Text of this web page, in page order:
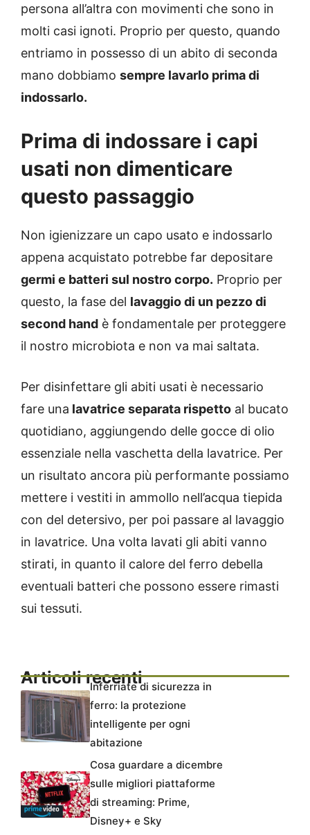
persona all’altra con movimenti che sono in
molti casi ignoti. Proprio per questo, quando
entriamo in possesso di un abito di seconda
mano dobbiamo sempre lavarlo prima di
indossarlo.
Prima di indossare i capi
usati non dimenticare
questo passaggio
Non igienizzare un capo usato e indossarlo
appena acquistato potrebbe far depositare
germi e batteri sul nostro corpo. Proprio per
questo, la fase del lavaggio di un pezzo di
second hand è fondamentale per proteggere
il nostro microbiota e non va mai saltata.
Per disinfettare gli abiti usati è necessario
fare una lavatrice separata rispetto al bucato
quotidiano, aggiungendo delle gocce di olio
essenziale nella vaschetta della lavatrice. Per
un risultato ancora più performante possiamo
mettere i vestiti in ammollo nell’acqua tiepida
con del detersivo, per poi passare al lavaggio
in lavatrice. Una volta lavati gli abiti vanno
stirati, in quanto il calore del ferro debella
eventuali batteri che possono essere rimasti
sui tessuti.
Articoli recentiInferriate di sicurezza in
ferro: la protezione
intelligente per ogni
abitazione
Cosa guardare a dicembre
sulle migliori piattaforme
di streaming: Prime,
Disney+ e Sky